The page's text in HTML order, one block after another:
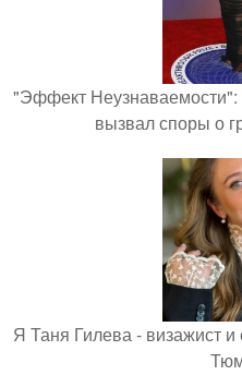
"Эффект
вызвал споры о
Я Таня Гилева - визажист и